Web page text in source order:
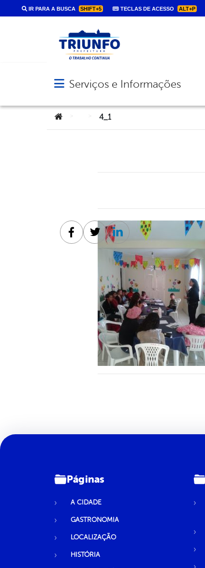
IR PARA A BUSCA SHIFT+5 TECLAS DE ACESSO ALT+P
Abrir menu principal de navegação
Serviços e Informações
Você está aqui:4_1
Facebook
TwitterLinkedin
Páginas
A CIDADE
GASTRONOMIA
LOCALIZAÇÃO
HISTÓRIA